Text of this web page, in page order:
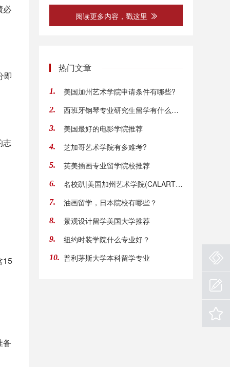
必
即
志
15
备
阅读更多内容，戳这里
热门文章
1. 美国加州艺术学院申请条件有哪些?
2. 西班牙钢琴专业研究生留学有什么条件，有哪些
3. 美国最好的电影学院推荐
4. 芝加哥艺术学院有多难考?
5. 英美插画专业留学院校推荐
6. 名校趴|美国加州艺术学院(CALARTS)怎么样?
7. 油画留学，日本院校有哪些？
8. 景观设计留学美国大学推荐
9. 纽约时装学院什么专业好？
10. 普利茅斯大学本科留学专业